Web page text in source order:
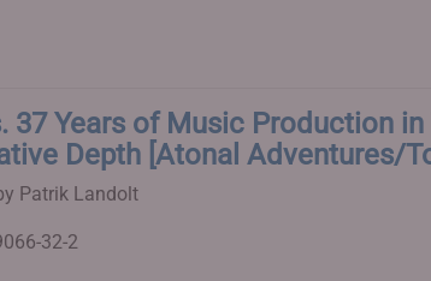
37 Years of Music Production
Depth [Atonal Adventures/
Patrik Landolt
32-2